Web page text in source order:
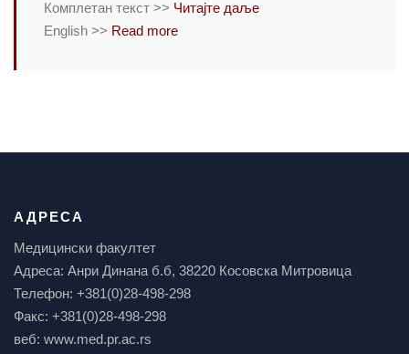
Комплетан текст >> Читајте даље
English >> Read more
АДРЕСА
Медицински факултет
Адреса: Анри Динана б.б, 38220 Косовска Митровица
Телефон: +381(0)28-498-298
Факс: +381(0)28-498-298
веб: www.med.pr.ac.rs